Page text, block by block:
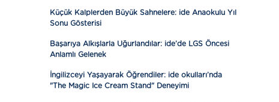
Küçük Kalplerden Büyük Sahnelere: ide Anaokulu Yıl
Sonu Gösterisi
Başarıya Alkışlarla Uğurlandılar: ide’de LGS Öncesi
Anlamlı Gelenek
İngilizceyi Yaşayarak Öğrendiler: ide okulları’nda
"The Magic Ice Cream Stand" Deneyimi